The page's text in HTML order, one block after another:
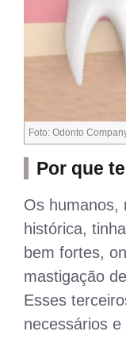
Foto: Odonto
Por que
Os humanos,
histórica,
bem fortes,
mastigação
Esses
necessários